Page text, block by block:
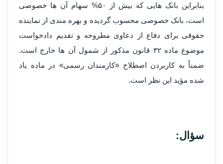
بنابراین بانک هایی که بیش از ۵۰% سهام آن ها خصوصی
است، بانک خصوصی محسوب گردیده و بهره مندی از نماینده
حقوقی برای دفاع از دعاوی مطروحه و تقدیم دادخواست
موضوع ماده ۳۲ قانون مذکور از شمول آن ها خارج است.
ضمناً به کاربردن اصطلاح «کارمندان رسمی» در ماده یاد
شده مؤید این نظر است.
سؤال: